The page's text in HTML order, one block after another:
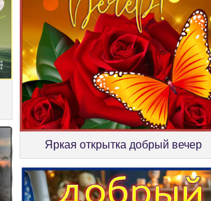
Яркая открытка добрый вечер